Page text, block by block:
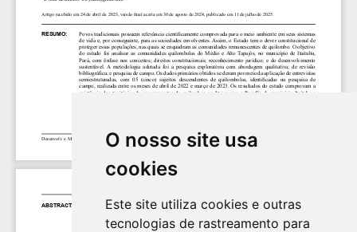
O nosso site usa
cookies
Este site utiliza cookies e outras
tecnologias de rastreamento para